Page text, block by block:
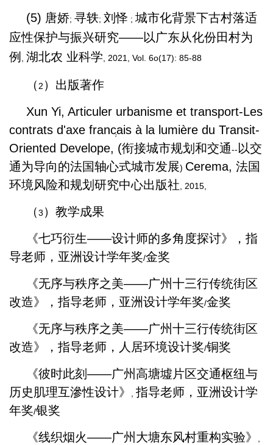
(5) 唐娇; 寻轶; 刘怿 ; 城市化背景下古村落适
应性保护与振兴研究——以广东从化份田村为
例 , 湖北农 业科学, 2021, Vol. 6o(17): 85-88
（2 ）出版著作
Xun Yi, Articuler urbanisme et transport-Les
contrats d'axe francais à la lumière du Transit-
Oriented Develope, (衔接城市规划和交通--以交
通为导向的法国轴心式城市发展) Cerema, 法国
环境风险和规划研究中心出版社, 2015,
（3 ）教学成果
《七巧衍生——设计师的多角度探讨》，指
导老师，亚洲设计学年奖/金奖
《无序与秩序之美——广州十三行传统街区
改造》，指导老师，亚洲设计学年奖/金奖
《无序与秩序之美——广州十三行传统街区
改造》，指导老师，人居环境设计奖/铜奖
《彼时此刻——广州高塘墟片区交通枢纽与
历史肌理互滲性设计》
, 指导老师，亚洲设计学
年奖/银奖
《线织烟火——广州大塘东风村重构实验》
,